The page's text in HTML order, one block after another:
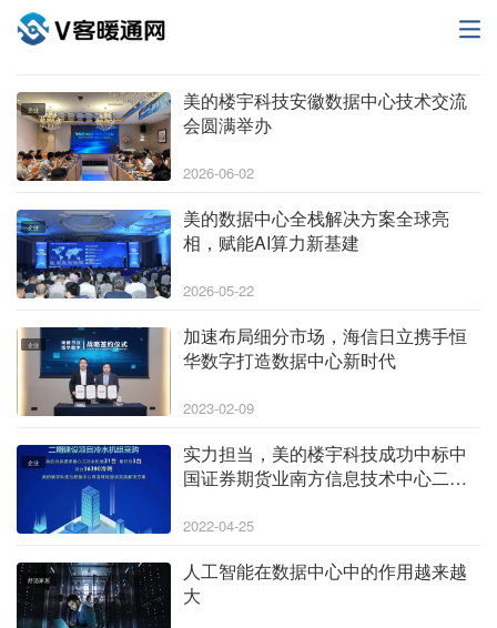
企业
美的楼宇科技安徽数据中心技术交流
会圆满举办
2026-06-02
企业
美的数据中心全栈解决方案全球亮
相，赋能AI算力新基建
2026-05-22
企业
加速布局细分市场，海信日立携手恒
华数字打造数据中心新时代
2023-02-09
企业
实力担当，美的楼宇科技成功中标中
国证券期货业南方信息技术中心二期
2022-04-25
舒适家居
人工智能在数据中心中的作用越来越
大